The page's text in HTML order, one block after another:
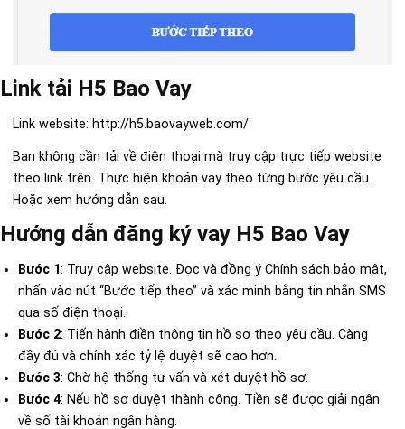
Link tải H5 Bao Vay
Link website: http://h5.baovayweb.com/
Bạn không cần tải về điện thoại mà truy cập trực tiếp website
theo link trên. Thực hiện khoản vay theo từng bước yêu cầu.
Hoặc xem hướng dẫn sau.
Hướng dẫn đăng ký vay H5 Bao Vay
Bước 1: Truy cập website. Đọc và đồng ý Chính sách bảo mật,
nhấn vào nút “Bước tiếp theo” và xác minh bằng tin nhắn SMS
qua số điện thoại.
Bước 2: Tiến hành điền thông tin hồ sơ theo yêu cầu. Càng
đầy đủ và chính xác tỷ lệ duyệt sẽ cao hơn.
Bước 3: Chờ hệ thống tư vấn và xét duyệt hồ sơ.
Bước 4: Nếu hồ sơ duyệt thành công. Tiền sẽ được giải ngân
về số tài khoản ngân hàng.